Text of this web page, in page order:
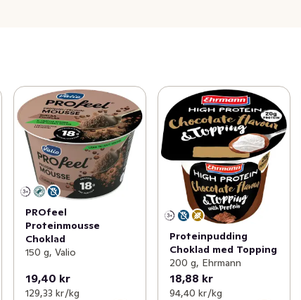
PROfeel
Proteinmousse
Choklad
150 g, Valio
19,40 kr
129,33 kr /kg
Proteinpudding
Choklad med Topping
200 g, Ehrmann
18,88 kr
94,40 kr /kg